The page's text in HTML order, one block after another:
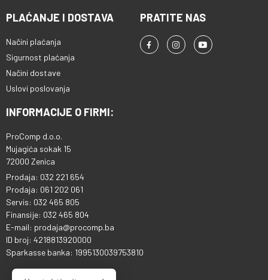
PLAĆANJE I DOSTAVA
Načini plaćanja
Sigurnost plaćanja
Načini dostave
Uslovi poslovanja
PRATITE NAS
INFORMACIJE O FIRMI:
ProComp d.o.o.
Mujagića sokak 15
72000 Zenica
Prodaja: 032 221 654
Prodaja: 061 202 061
Servis: 032 465 805
Finansije: 032 465 804
E-mail: prodaja@procomp.ba
ID broj: 4218813920000
Sparkasse banka: 1995130039753810